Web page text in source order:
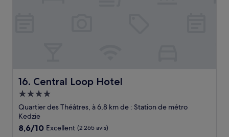
16. Central Loop Hotel
Central Loop Hotel
Hébergement
4.0 étoiles
Quartier des Théâtres, à 6,8 km de : Station de métro
Kedzie
8.6
8,6/10 Excellent (2 265 avis)